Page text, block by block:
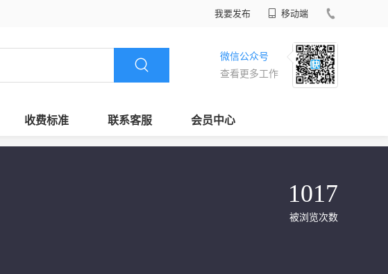
我要发布 移动端
微信公众号
查看更多工作
收费标准 联系客服 会员中心
1017
被浏览次数